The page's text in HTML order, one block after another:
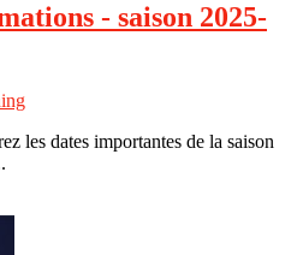
- saison 2025-
les dates importantes de la saison